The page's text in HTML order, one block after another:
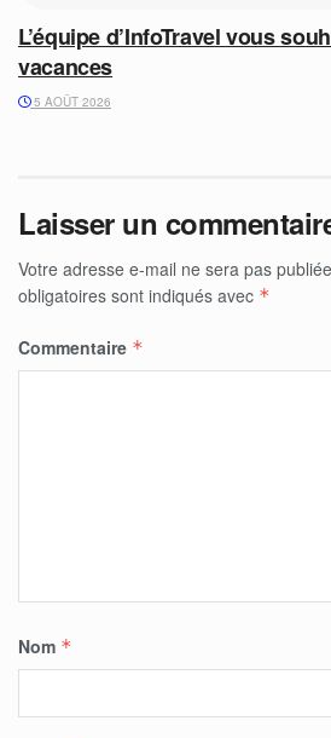
L’équipe d’InfoTravel vous
vacances
5 AOÛT 2026
Laisser un
Votre adresse e-mail ne sera pas
obligatoires sont indiqués avec *
Commentaire *
Nom *